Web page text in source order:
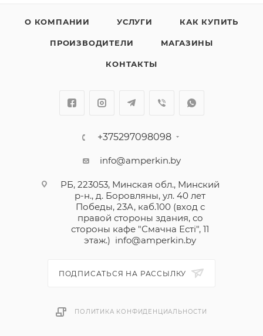
О КОМПАНИИ УСЛУГИ КАК КУПИТЬ
ПРОИЗВОДИТЕЛИ МАГАЗИНЫ
КОНТАКТЫ
+375297098098
info@amperkin.by
РБ, 223053, Минская обл., Минский
р-н., д. Боровляны, ул. 40 лет
Победы, 23А, каб.100 (вход с
правой стороны здания, со
стороны кафе "Смачна Естi", 11
этаж.) info@amperkin.by
ПОДПИСАТЬСЯ НА РАССЫЛКУ
ПОЛИТИКА КОНФИДЕНЦИАЛЬНОСТИ